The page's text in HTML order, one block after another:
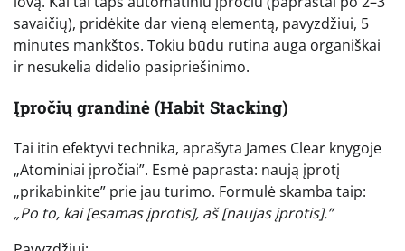
savaičių), pridėkite dar vieną elementą, pavyzdžiui, 5
minutes mankštos. Tokiu būdu rutina auga organiškai
ir nesukelia didelio pasipriešinimo.
Įpročių grandinė (Habit Stacking)
Tai itin efektyvi technika, aprašyta James Clear knygoje
„Atominiai įpročiai”. Esmė paprasta: naują įprotį
„prikabinkite” prie jau turimo. Formulė skamba taip:
„Po to, kai [esamas įprotis], aš [naujas įprotis].”